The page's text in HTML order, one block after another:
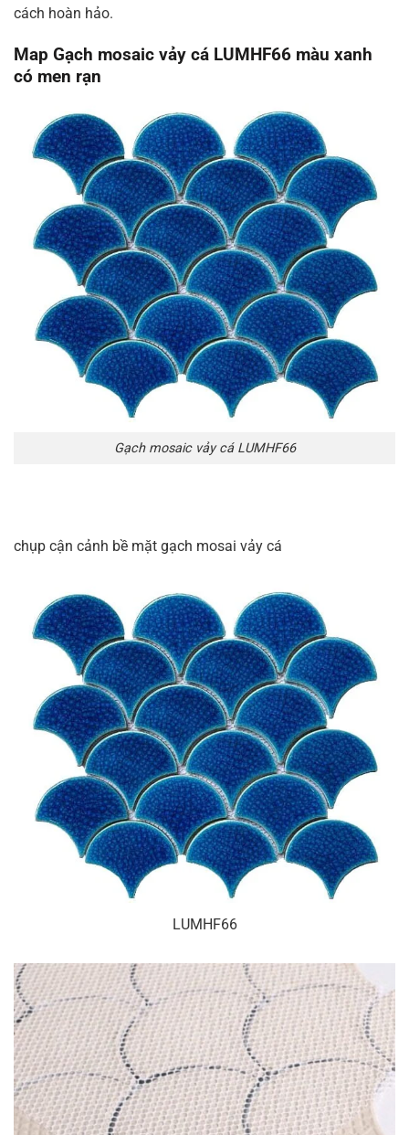
cách hoàn hảo.
Map Gạch mosaic vảy cá LUMHF66 màu xanh
có men rạn
Gạch mosaic vảy cá LUMHF66
chụp cận cảnh bề mặt gạch mosai vảy cá
LUMHF66